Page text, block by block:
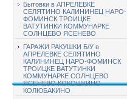
Бытовки в АПРЕЛЕВКЕ
СЕЛЯТИНО КАЛИНИНЕЦ НАРО-
ФОМИНСК ТРОИЦКЕ
ВАТУТИНКИ КОММУНАРКЕ
СОЛНЦЕВО ЯСЕНЕВО
ГАРАЖИ РАКУШКИ Б/У в
АПРЕЛЕВКЕ СЕЛЯТИНО
КАЛИНИНЕЦ НАРО-ФОМИНСК
ТРОИЦКЕ ВАТУТИНКИ
КОММУНАРКЕ СОЛНЦЕВО
ЯСЕНЕВО КОКОШКИНО
КОЛЮБАКИНО